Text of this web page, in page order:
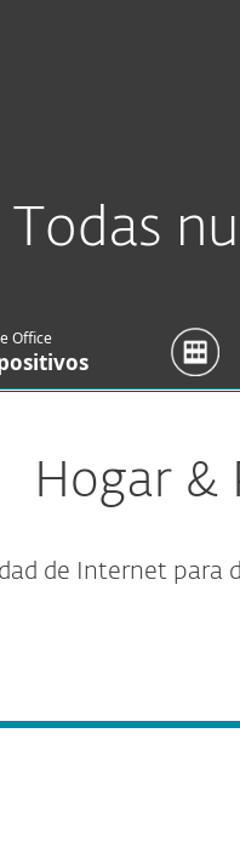
Todas
Office
Hogar &
de Internet para